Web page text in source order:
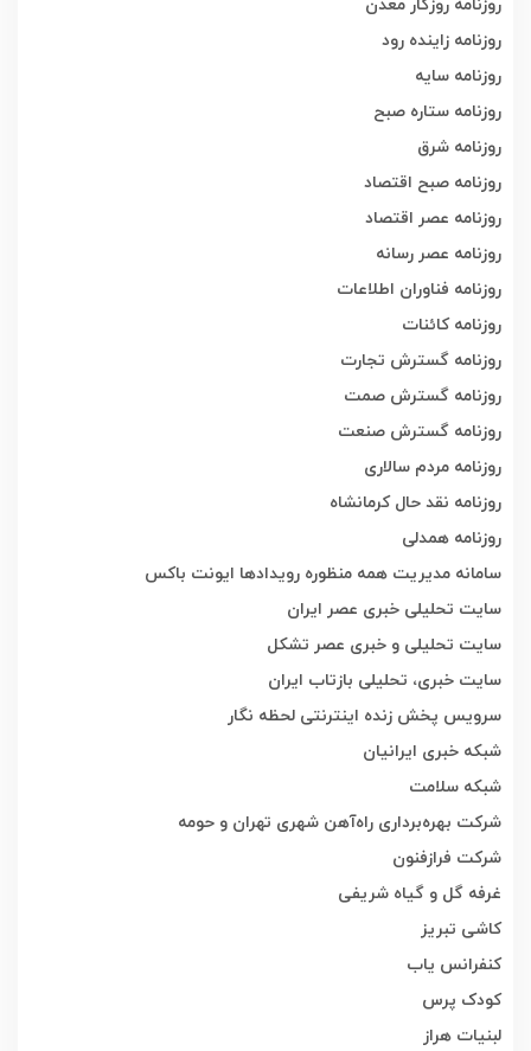
روزنامه زاینده رود
روزنامه سایه
روزنامه ستاره صبح
روزنامه شرق
روزنامه صبح اقتصاد
روزنامه عصر اقتصاد
روزنامه عصر رسانه
روزنامه فناوران اطلاعات
روزنامه کائنات
روزنامه گسترش تجارت
روزنامه گسترش صمت
روزنامه گسترش صنعت
روزنامه مردم سالاری
روزنامه نقد حال کرمانشاه
روزنامه همدلی
سامانه مدیریت همه منظوره رویدادها ایونت باکس
سایت تحلیلی خبری عصر ایران
سایت تحلیلی و خبری عصر تشکل
سایت خبری، تحلیلی بازتاب ایران
سرویس پخش زنده اینترنتی لحظه نگار
شبکه خبری ایرانیان
شبکه سلامت
شرکت بهره‌برداری راه‌آهن شهری تهران و حومه
شرکت فرازفنون
غرفه گل و گیاه شریفی
کاشی تبریز
کنفرانس یاب
کودک پرس
لبنیات هراز